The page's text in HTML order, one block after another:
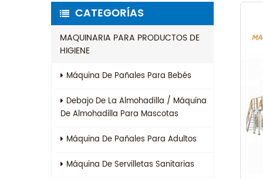
CATEGORÍAS
MAQUINARIA PARA PRODUCTOS DE
HIGIENE
Máquina De Pañales Para Bebés
Debajo De La Almohadilla / Máquina
De Almohadilla Para Mascotas
Máquina De Pañales Para Adultos
Máquina De Servilletas Sanitarias